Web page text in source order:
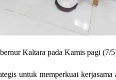
Kaltara pada Kamis pagi (7/
untuk memperkuat kerjasama